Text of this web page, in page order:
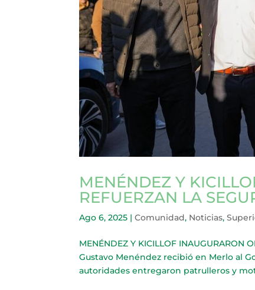
MENÉNDEZ Y
REFUERZAN LA
Ago 6, 2025 |Comunidad, Noticias,
MENÉNDEZ Y KICILLOF INAUGURARON
Gustavo Menéndez recibió en Merlo al
autoridades entregaron patrulleros y